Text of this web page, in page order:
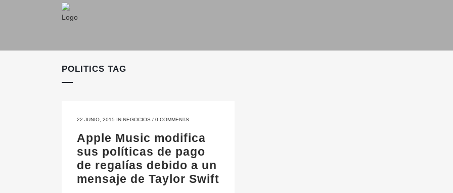
POLITICS TAG
22 JUNIO, 2015 IN NEGOCIOS / 0 COMMENTS
Apple Music modifica
sus políticas de pago
de regalías debido a un
mensaje de Taylor Swift